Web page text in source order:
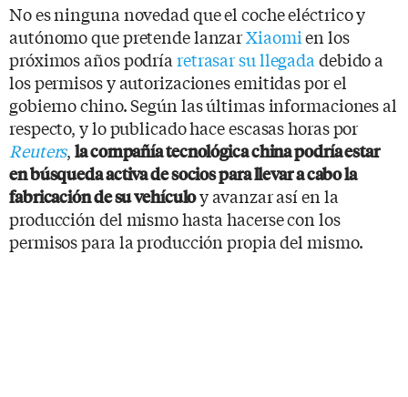
No es ninguna novedad que el coche eléctrico y
autónomo que pretende lanzarXiaomien los
próximos años podría retrasar su llegada debido a
los permisos y autorizaciones emitidas por el
gobierno chino. Según las últimas informaciones al
respecto, y lo publicado hace escasas horas por
Reuters,la compañía tecnológica china podría estar
en búsqueda activa de socios para llevar a cabo la
fabricación de su vehículoy avanzar así en la
producción del mismo hasta hacerse con los
permisos para la producción propia del mismo.